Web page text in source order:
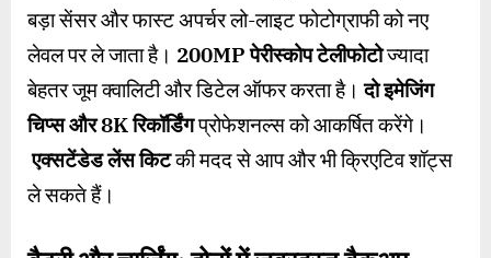
बड़ा सेंसर और फास्ट अपर्चर लो-लाइट फोटोग्राफी को नए
लेवल पर ले जाता है। 200MPपेरीस्कोप टेलीफोटोज्यादा
बेहतर जूम क्वालिटी और डिटेल ऑफर करता है।दो इमेजिंग
चिप्स और8Kरिकॉर्डिंगप्रोफेशनल्स को आकर्षित करेंगे।
एक्सटेंडेड लेंस किटकी मदद से आप और भी क्रिएटिव शॉट्स
ले सकते हैं।